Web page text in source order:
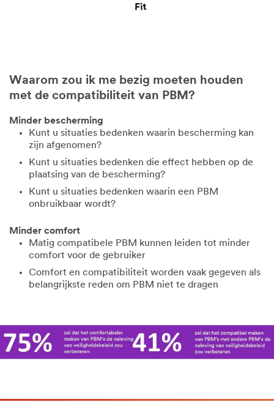
Waarom zou ik me bezig moeten houden
met de compatibiliteit van PBM?
Minder bescherming
Kunt u situaties bedenken waarin bescherming kan
zijn afgenomen?
Kunt u situaties bedenken die effect hebben op de
plaatsing van de bescherming?
Kunt u situaties bedenken waarin een PBM
onbruikbaar wordt?
Minder comfort
Matig compatibele PBM kunnen leiden tot minder
comfort voor de gebruiker
Comfort en compatibiliteit worden vaak gegeven als
belangrijkste reden om PBM niet te dragen